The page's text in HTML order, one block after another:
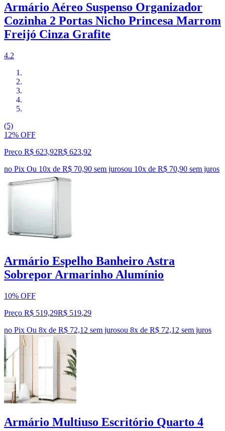
Armário Aéreo Suspenso Organizador
Cozinha 2 Portas Nicho Princesa Marrom
Freijó Cinza Grafite
4.2
(5)
12% OFF
Preço R$ 623,92R$ 623,92
no Pix Ou 10x de R$ 70,90 sem jurosou 10x de R$ 70,90 sem juros
Armário Espelho Banheiro Astra
Sobrepor Armarinho Alumínio
10% OFF
Preço R$ 519,29R$ 519,29
no Pix Ou 8x de R$ 72,12 sem jurosou 8x de R$ 72,12 sem juros
Armário Multiuso Escritório Quarto 4